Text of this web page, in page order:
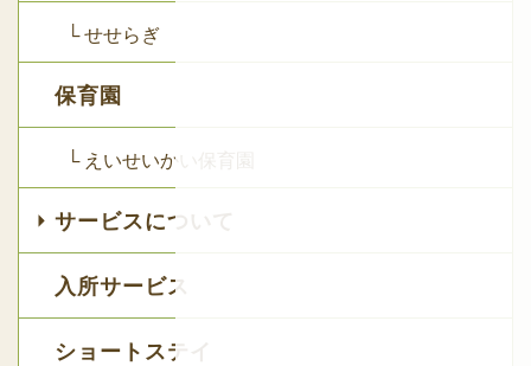
└ せせらぎ
保育園
└ えいせいかい保育園
サービスについて
入所サービス
ショートステイ